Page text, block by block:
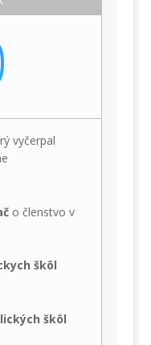
vyčerpal
o členstvo v
škôl
škôl